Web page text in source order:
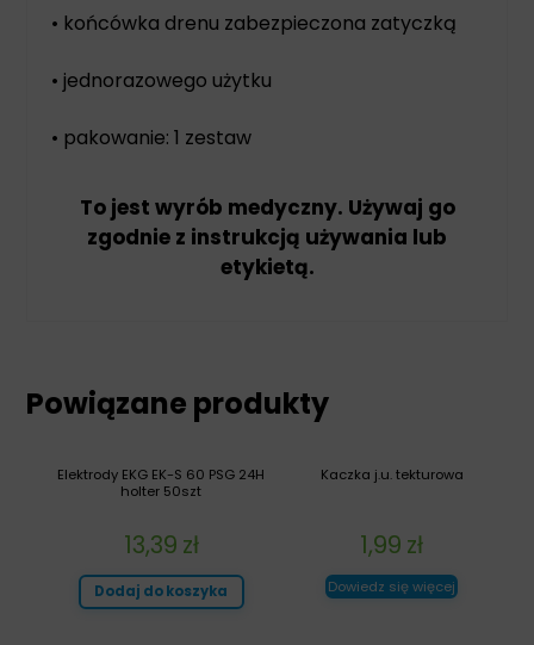
• końcówka drenu zabezpieczona zatyczką
• jednorazowego użytku
• pakowanie: 1 zestaw
To jest wyrób medyczny. Używaj go
zgodnie z instrukcją używania lub
etykietą.
Powiązane produkty
Kaczka j.u. tekturowa
1,99 zł
Dowiedz się więcej
Elektrody EKG EK-S 60 PSG 24H
holter 50szt
13,39 zł
Dodaj do koszyka